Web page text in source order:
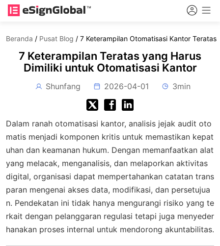
Beranda / Pusat Blog / 7 Keterampilan Otomatisasi Kantor Teratas
7 Keterampilan Teratas yang Harus
Dimiliki untuk Otomatisasi Kantor
Shunfang 2026-04-01 3min
Dalam ranah otomatisasi kantor, analisis jejak audit oto
matis menjadi komponen kritis untuk memastikan kepat
uhan dan keamanan hukum. Dengan memanfaatkan alat
yang melacak, menganalisis, dan melaporkan aktivitas
digital, organisasi dapat mempertahankan catatan trans
paran mengenai akses data, modifikasi, dan persetujua
n. Pendekatan ini tidak hanya mengurangi risiko yang te
rkait dengan pelanggaran regulasi tetapi juga menyeder
hanakan proses internal untuk mendorong akuntabilitas.